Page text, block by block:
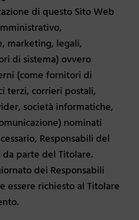
di questo Sito Web
marketing, legali,
di sistema) ovvero
(come fornitori di
terzi, corrieri postali,
società informatiche,
nominati
Responsabili del
parte del Titolare.
dei Responsabili
essere richiesto al Titolare